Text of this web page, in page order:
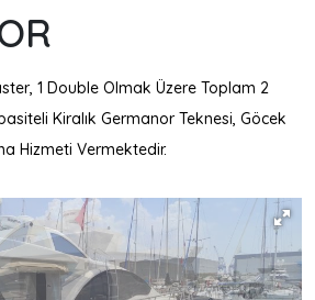
1 Double Olmak Üzere Toplam 2
Kiralık Germanor Teknesi, Göcek
Hizmeti Vermektedir.